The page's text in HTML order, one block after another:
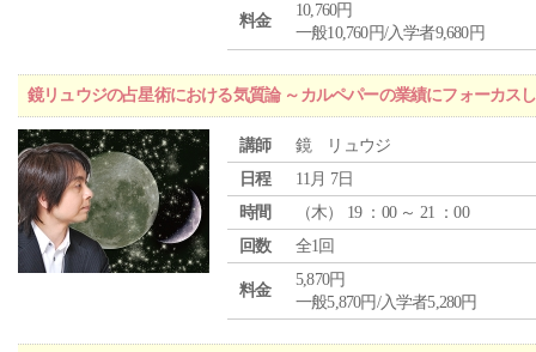
料金
10,760円
一般10,760円/入学者9,680円
鏡リュウジの占星術における気質論 ～カルペパーの業績にフォーカス
講師
鏡 リュウジ
日程
11月 7日
時間
（木） 19 ：00 ～ 21 ：00
回数
全1回
料金
5,870円
一般5,870円/入学者5,280円